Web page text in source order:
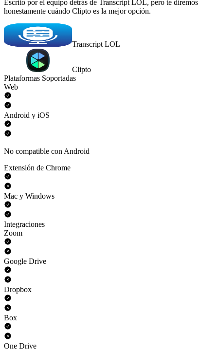
Escrito por el equipo detrás de Transcript LOL, pero te diremos
honestamente cuándo Clipto es la mejor opción.
Transcript LOL
Clipto
Plataformas Soportadas
Web
Android y iOS
No compatible con Android
Extensión de Chrome
Mac y Windows
Integraciones
Zoom
Google Drive
Dropbox
Box
One Drive